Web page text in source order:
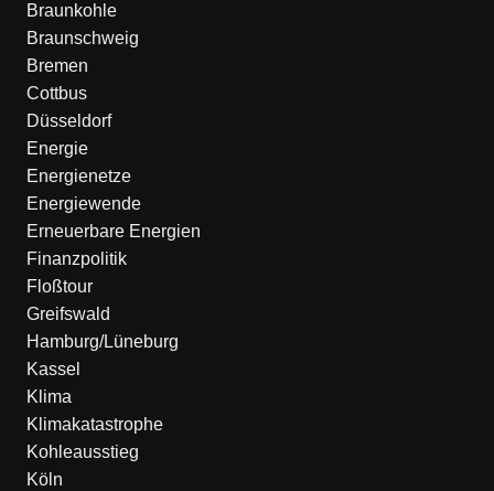
Braunkohle
Braunschweig
Bremen
Cottbus
Düsseldorf
Energie
Energienetze
Energiewende
Erneuerbare Energien
Finanzpolitik
Floßtour
Greifswald
Hamburg/Lüneburg
Kassel
Klima
Klimakatastrophe
Kohleausstieg
Köln